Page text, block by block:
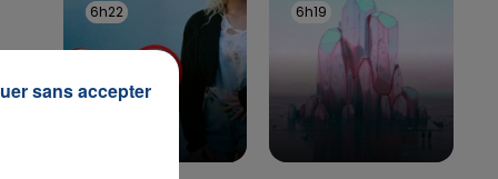
6h22
6h22 6h19
6h19
sans accepter